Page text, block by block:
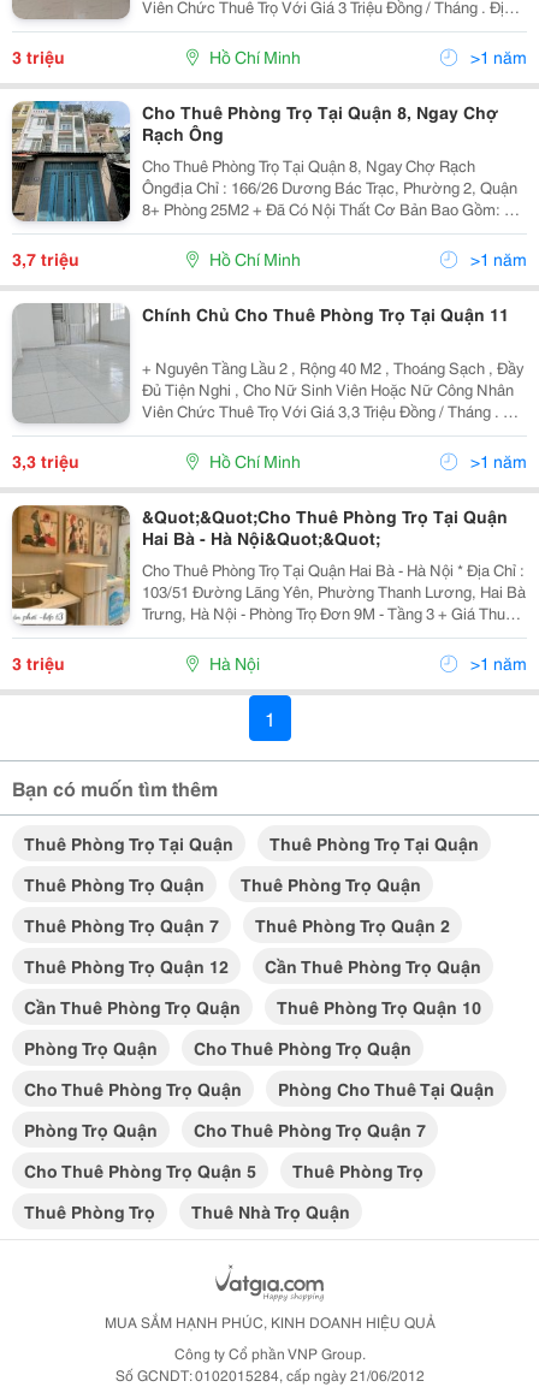
Viên Chức Thuê Trọ Với Giá 3 Triệu Đồng / Tháng . Địa
Chỉ Nhà : 254/43 Thái Phiên , P.8 , Q.11 . Liên Hệ Với
Chú Lê Theo Số Điện Thoại :0328859135
3 triệu Hồ Chí Minh >1 năm
Cho Thuê Phòng Trọ Tại Quận 8, Ngay Chợ
Rạch Ông
Cho Thuê Phòng Trọ Tại Quận 8, Ngay Chợ Rạch
Ôngđịa Chỉ : 166/26 Dương Bác Trạc, Phường 2, Quận
8+ Phòng 25M2 + Đã Có Nội Thất Cơ Bản Bao Gồm: Tủ
Quần Áo,Giường, Nệm, Tủ Lạnh, Máy Lạnh, Máy Giặt,
Có Bếp Nấu Ăn, Để Xe Riêng Trong Nhà, Phòng Có
3,7 triệu Hồ Chí Minh >1 năm
Chính Chủ Cho Thuê Phòng Trọ Tại Quận 11
+ Nguyên Tầng Lầu 2 , Rộng 40 M2 , Thoáng Sạch , Đầy
Đủ Tiện Nghi , Cho Nữ Sinh Viên Hoặc Nữ Công Nhân
Viên Chức Thuê Trọ Với Giá 3,3 Triệu Đồng / Tháng . Địa
Chỉ Nhà : 254/43 Thái Phiên , P.8 , Q.11 . Liên Hệ Với Ch
Ủ Nhà Theo Số Điện Thoại :0328859
3,3 triệu Hồ Chí Minh >1 năm
&Quot;&Quot;Cho Thuê Phòng Trọ Tại Quận
Hai Bà - Hà Nội&Quot;&Quot;
Cho Thuê Phòng Trọ Tại Quận Hai Bà - Hà Nội * Địa Chỉ :
103/51 Đường Lãng Yên, Phường Thanh Lương, Hai Bà
Trưng, Hà Nội - Phòng Trọ Đơn 9M - Tầng 3 + Giá Thuê :
3 Triệu/Tháng - Phòng Trọ Đôi 25M - Tầng 4 + Giá Thuê :
4,5 Triệu/Tháng * Full Nội...
3 triệu Hà Nội >1 năm
1
Bạn có muốn tìm thêm
Thuê Phòng Trọ Tại Quận
Thuê Phòng Trọ Tại Quận
Thuê Phòng Trọ Quận
Thuê Phòng Trọ Quận
Thuê Phòng Trọ Quận 7
Thuê Phòng Trọ Quận 2
Thuê Phòng Trọ Quận 12
Cần Thuê Phòng Trọ Quận
Cần Thuê Phòng Trọ Quận
Thuê Phòng Trọ Quận 10
Phòng Trọ Quận
Cho Thuê Phòng Trọ Quận
Cho Thuê Phòng Trọ Quận
Phòng Cho Thuê Tại Quận
Phòng Trọ Quận
Cho Thuê Phòng Trọ Quận 7
Cho Thuê Phòng Trọ Quận 5
Thuê Phòng Trọ
Thuê Phòng Trọ
Thuê Nhà Trọ Quận
MUA SẮM HẠNH PHÚC, KINH DOANH HIỆU QUẢ
Công ty Cổ phần VNP Group.
Số GCNDT: 0102015284, cấp ngày 21/06/2012